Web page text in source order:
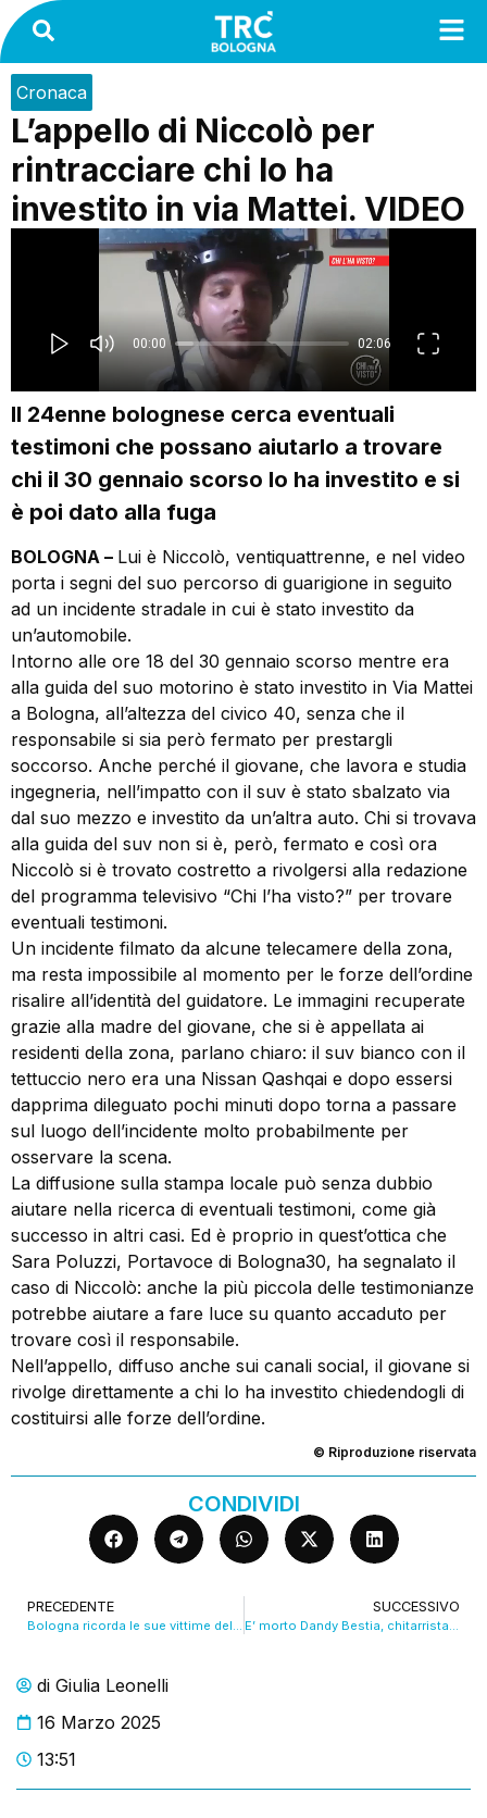
di Giulia Leonelli
16 Marzo 2025
13:51
Cronaca
L’appello di Niccolò per
rintracciare chi lo ha
investito in via Mattei. VIDEO
Il 24enne bolognese cerca eventuali
testimoni che possano aiutarlo a trovare
chi il 30 gennaio scorso lo ha investito e si
è poi dato alla fuga
BOLOGNA – Lui è Niccolò, ventiquattrenne, e nel video
porta i segni del suo percorso di guarigione in seguito
ad un incidente stradale in cui è stato investito da
un’automobile.
Intorno alle ore 18 del 30 gennaio scorso mentre era
alla guida del suo motorino è stato investito in Via Mattei
a Bologna, all’altezza del civico 40, senza che il
responsabile si sia però fermato per prestargli
soccorso. Anche perché il giovane, che lavora e studia
ingegneria, nell’impatto con il suv è stato sbalzato via
dal suo mezzo e investito da un’altra auto. Chi si trovava
alla guida del suv non si è, però, fermato e così ora
Niccolò si è trovato costretto a rivolgersi alla redazione
del programma televisivo “Chi l’ha visto?” per trovare
eventuali testimoni.
Un incidente filmato da alcune telecamere della zona,
ma resta impossibile al momento per le forze dell’ordine
risalire all’identità del guidatore. Le immagini recuperate
grazie alla madre del giovane, che si è appellata ai
residenti della zona, parlano chiaro: il suv bianco con il
tettuccio nero era una Nissan Qashqai e dopo essersi
dapprima dileguato pochi minuti dopo torna a passare
sul luogo dell’incidente molto probabilmente per
osservare la scena.
La diffusione sulla stampa locale può senza dubbio
aiutare nella ricerca di eventuali testimoni, come già
successo in altri casi. Ed è proprio in quest’ottica che
Sara Poluzzi, Portavoce di Bologna30, ha segnalato il
caso di Niccolò: anche la più piccola delle testimonianze
potrebbe aiutare a fare luce su quanto accaduto per
trovare così il responsabile.
Nell’appello, diffuso anche sui canali social, il giovane si
rivolge direttamente a chi lo ha investito chiedendogli di
costituirsi alle forze dell’ordine.
© Riproduzione riservata
CONDIVIDI
PRECEDENTE
Bologna ricorda le sue vittime del Covid in piazza Maggiore. VIDEO
SUCCESSIVO
E’ morto Dandy Bestia, chitarrista e cofondatore degli Skiantos. VIDEO